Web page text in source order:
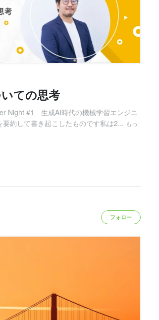
ての思考
Night #1 生成AI時代の機械学習エンジニ
約して書き起こしたものです私は2... もっ
フォロー